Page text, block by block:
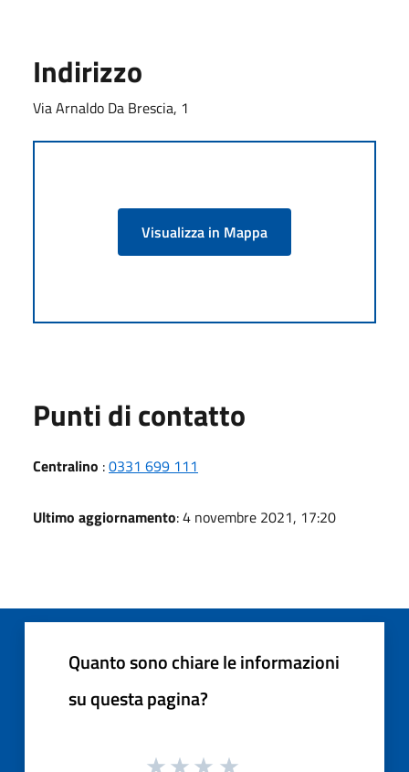
Indirizzo
Via Arnaldo Da Brescia, 1
Visualizza in Mappa
Punti di contatto
Centralino :0331 699 111
Ultimo aggiornamento: 4 novembre 2021, 17:20
Quanto sono chiare le informazioni
su questa pagina?